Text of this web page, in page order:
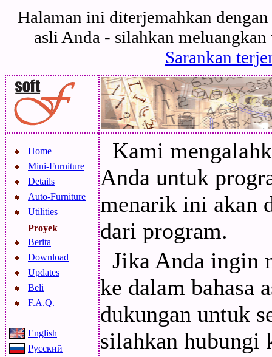
Halaman ini diterjemahkan
asli Anda - silahkan
Sarankan
Home
Mini-Furniture
Details
Auto-Furniture
Utilities
Proyek
Berita
Download
Updates
Beli
F.A.Q.
English
Русский
Kami
Anda untuk
menarik ini akan
dari program.
Jika Anda ingin
ke dalam bahasa
dukungan untuk
silahkan hubungi